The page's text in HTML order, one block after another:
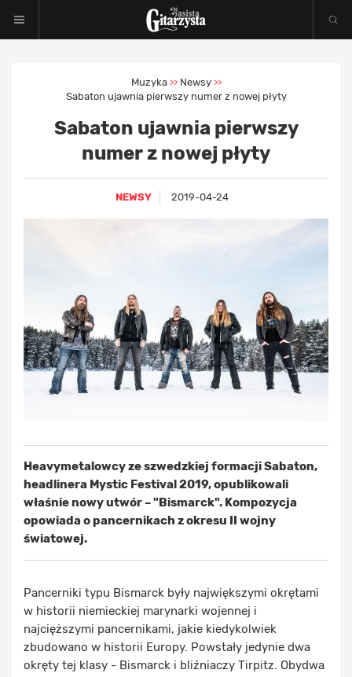
Muzyka >> Newsy >>
Sabaton ujawnia pierwszy numer z nowej płyty
Sabaton ujawnia pierwszy
numer z nowej płyty
NEWSY 2019-04-24
Heavymetalowcy ze szwedzkiej formacji Sabaton,
headlinera Mystic Festival 2019, opublikowali
właśnie nowy utwór – "Bismarck". Kompozycja
opowiada o pancernikach z okresu II wojny
światowej.
Pancerniki typu Bismarck były największymi okrętami
w historii niemieckiej marynarki wojennej i
najcięższymi pancernikami, jakie kiedykolwiek
zbudowano w historii Europy. Powstały jedynie dwa
okręty tej klasy - Bismarck i bliźniaczy Tirpitz. Obydwa